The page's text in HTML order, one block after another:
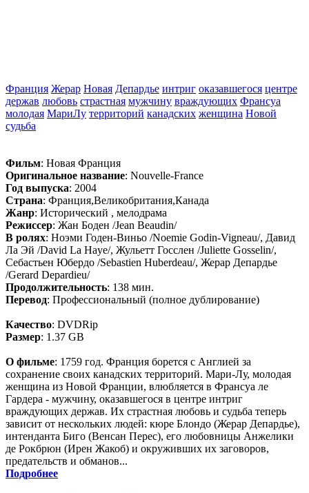
Франция Жерар Новая Депардье интриг оказавшегося центре
держав любовь страстная мужчину враждующих Франсуа
молодая МариЛу территорий канадских женщина Новой
судьба
Фильм: Новая Франция
Оригинальное название: Nouvelle-France
Год выпуска: 2004
Страна: Франция,Великобритания,Канада
Жанр: Исторический , мелодрама
Режиссер: Жан Боден /Jean Beaudin/
В ролях: Ноэми Годен-Виньо /Noemie Godin-Vigneau/, Давид
Ла Эй /David La Haye/, Жульетт Госслен /Juliette Gosselin/,
Себастьен Юбердо /Sebastien Huberdeau/, Жерар Депардье
/Gerard Depardieu/
Продолжительность: 138 мин.
Перевод: Профессиональный (полное дублирование)
Качество: DVDRip
Размер: 1.37 GB
О фильме: 1759 год. Франция борется с Англией за
сохранение своих канадских территорий. Мари-Лу, молодая
женщина из Новой Франции, влюбляется в Франсуа ле
Гардера - мужчину, оказавшегося в центре интриг
враждующих держав. Их страстная любовь и судьба теперь
зависит от нескольких людей: кюре Блондо (Жерар Депардье),
интенданта Биго (Венсан Перес), его любовницы Анжелики
де Рокбрюн (Ирен Жакоб) и окруживших их заговоров,
предательств и обманов...
Подробнее